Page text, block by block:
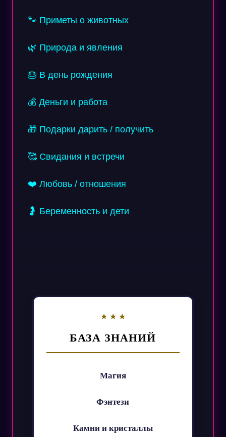
🐾 Приметы о животных
🌿 Природа и явления
🎂 В день рождения
💰 Деньги и работа
🎁 Подарки дарить / получить
🥰 Свидания и встречи
❤️ Любовь / отношения
🤰 Беременность и дети
БАЗА ЗНАНИЙ
Магия
Фэнтези
Камни и кристаллы